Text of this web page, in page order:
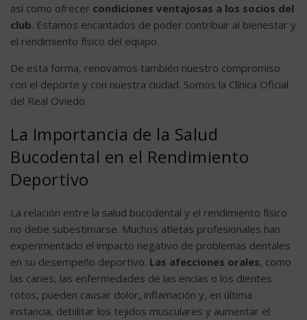
así como ofrecer condiciones ventajosas a los socios del
club. Estamos encantados de poder contribuir al bienestar y
el rendimiento físico del equipo.
De esta forma, renovamos también nuestro compromiso
con el deporte y con nuestra ciudad. Somos la Clínica Oficial
del Real Oviedo.
La Importancia de la Salud
Bucodental en el Rendimiento
Deportivo
La relación entre la salud bucodental y el rendimiento físico
no debe subestimarse. Muchos atletas profesionales han
experimentado el impacto negativo de problemas dentales
en su desempeño deportivo. Las afecciones orales, como
las caries, las enfermedades de las encías o los dientes
rotos, pueden causar dolor, inflamación y, en última
instancia, debilitar los tejidos musculares y aumentar el